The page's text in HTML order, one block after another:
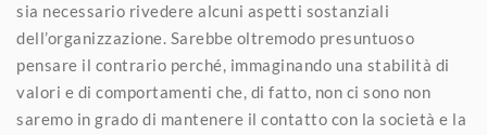
sia necessario rivedere alcuni aspetti sostanziali
dell’organizzazione. Sarebbe oltremodo presuntuoso
pensare il contrario perché, immaginando una stabilità di
valori e di comportamenti che, di fatto, non ci sono non
saremo in grado di mantenere il contatto con la società e la